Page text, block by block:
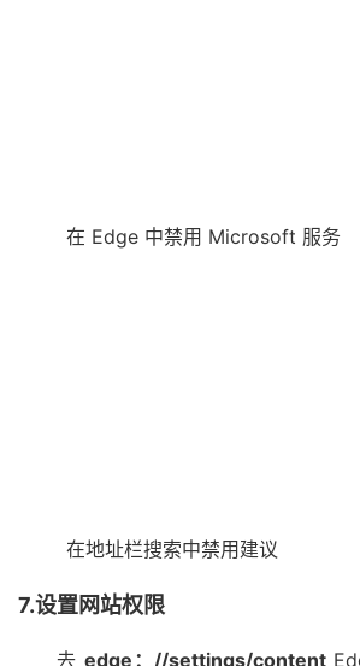
在 Edge 中禁用 Microsoft 服务
在地址栏搜索中禁用建议
7.设置网站权限
去edge：//settings/content